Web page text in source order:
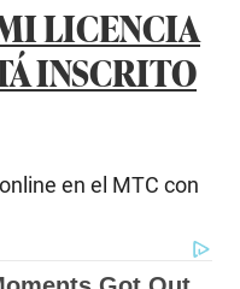
LICENCIA
INSCRITO
en el MTC con